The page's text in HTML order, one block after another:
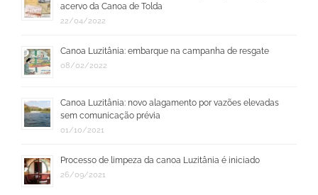
acervo da Canoa de Tolda
22/04/2022
Canoa Luzitânia: embarque na campanha de resgate
08/02/2022
Canoa Luzitânia: novo alagamento por vazões elevadas
sem comunicação prévia
01/10/2021
Processo de limpeza da canoa Luzitânia é iniciado
26/09/2021